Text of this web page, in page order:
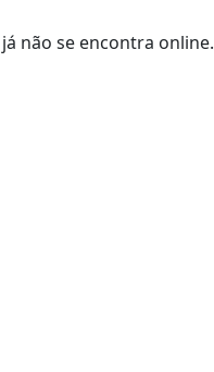
não se encontra online.